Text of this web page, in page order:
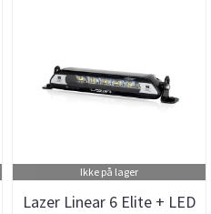
Ikke på lager
Lazer Linear 6 Elite + LED